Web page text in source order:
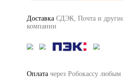
Доставка СДЭК, Почта и
компании
Оплата через Робокассу